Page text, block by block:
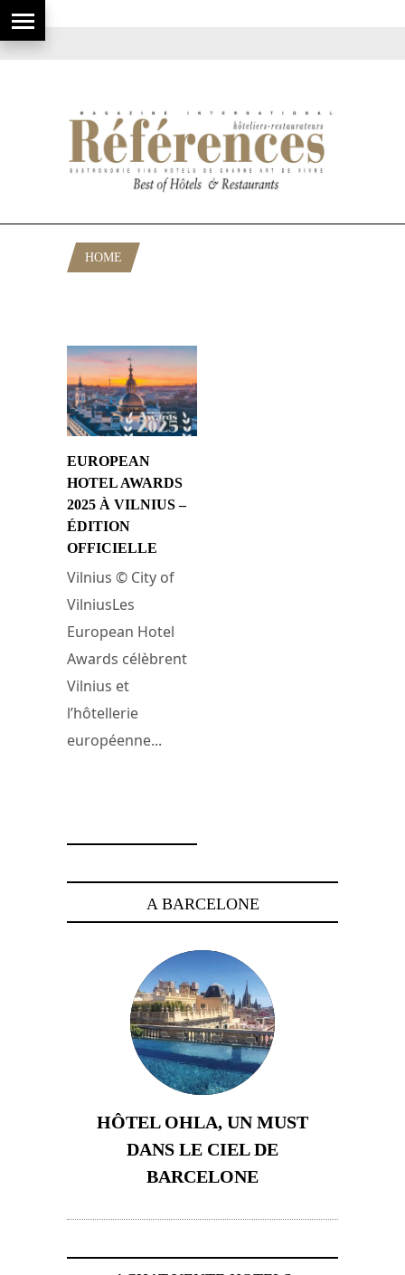
HOME
EUROPEAN
HOTEL AWARDS
2025 À VILNIUS –
ÉDITION
OFFICIELLE
Vilnius © City of
VilniusLes
European Hotel
Awards célèbrent
Vilnius et
l’hôtellerie
européenne...
A BARCELONE
HÔTEL OHLA, UN MUST
DANS LE CIEL DE
BARCELONE